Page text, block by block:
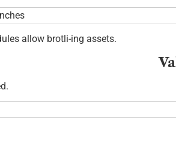
allow brotli-ing assets.